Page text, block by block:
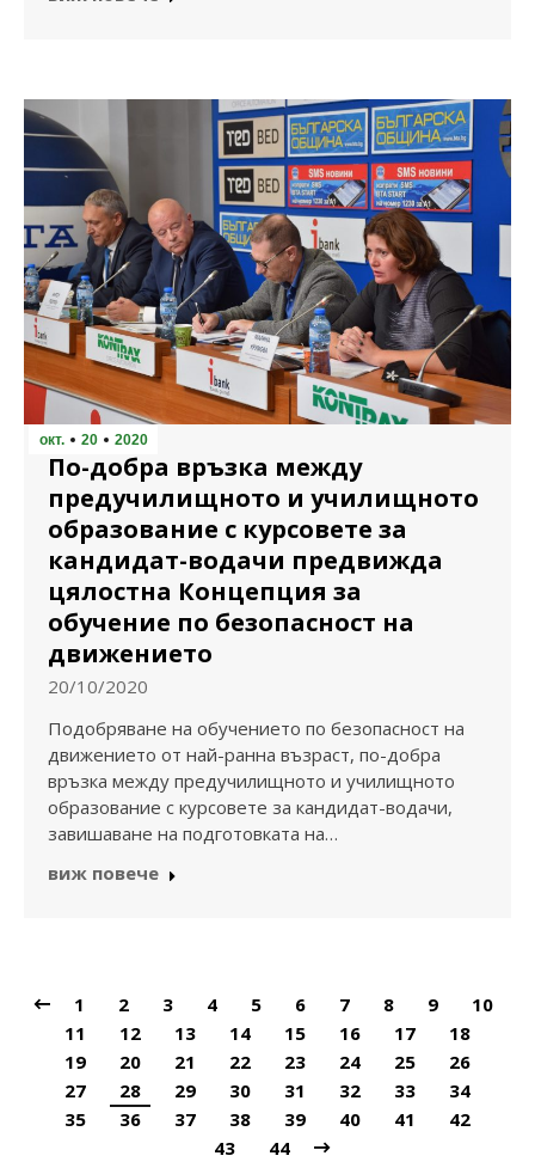
окт. 20 2020
По-добра връзка между
предучилищното и училищното
образование с курсовете за
кандидат-водачи предвижда
цялостна Концепция за
обучение по безопасност на
движението
20/10/2020
Подобряване на обучението по безопасност на
движението от най-ранна възраст, по-добра
връзка между предучилищното и училищното
образование с курсовете за кандидат-водачи,
завишаване на подготовката на…
виж повече
1 2 3 4 5 6 7 8 9
10
11
12 13 14 15 16 17
18
19
20 21 22 23 24 25
26
27
28 29 30 31 32 33
34
35
36 37 38 39 40 41
42
43
44